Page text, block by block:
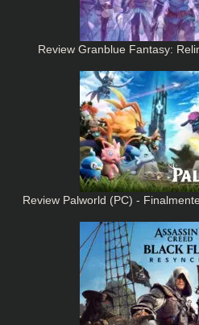
Review Granblue Fantasy:
Review Palworld (PC) -